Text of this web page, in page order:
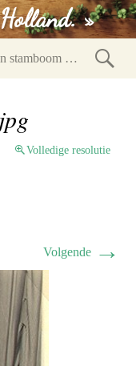
»
Volledige resolutie
Volgende →